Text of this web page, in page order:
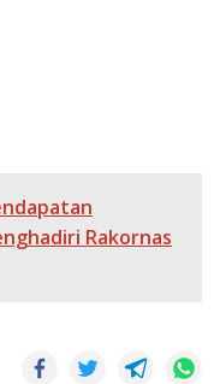
Rakornas